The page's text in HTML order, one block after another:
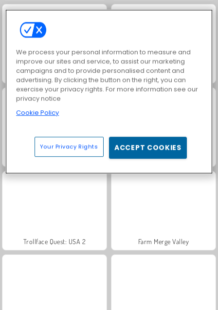
Grand Mahjong Connect
Masha and the Bear: Meadows Scala 40
Trollface Quest: USA 2 Farm Merge Valley
We process your personal information to measure and
improve our sites and service, to assist our marketing
campaigns and to provide personalised content and
advertising. By clicking the button on the right, you can
exercise your privacy rights. For more information see our
privacy notice
Cookie Policy
Your Privacy Rights ACCEPT COOKIES